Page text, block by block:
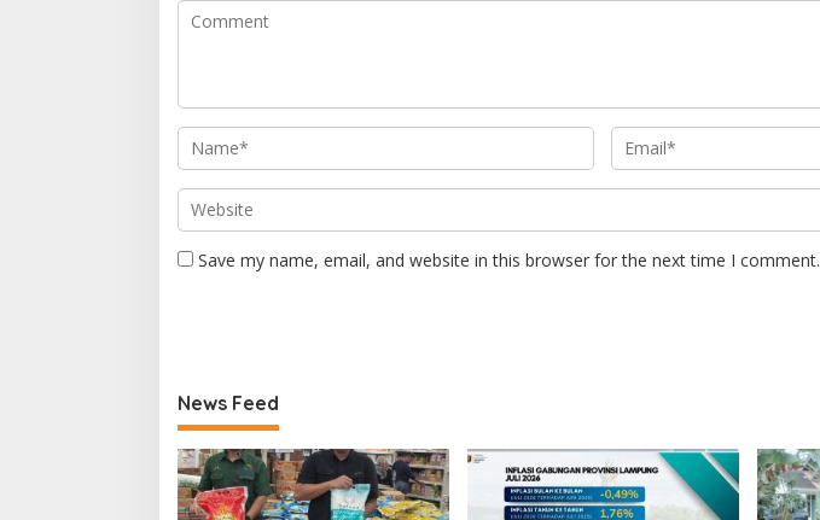
Save my name, email, and website in this browser for the next time I comment.
News Feed